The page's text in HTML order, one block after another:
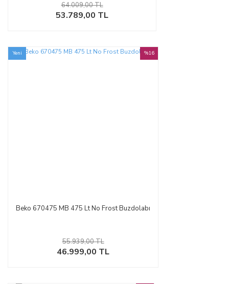
53.789,00 TL
64.009,00 TL
Yeni
Beko 670475 MB 475 Lt No Frost Buzdolabı
%16
46.999,00 TL
55.939,00 TL